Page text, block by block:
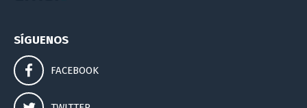
SÍGUENOS
FACEBOOK